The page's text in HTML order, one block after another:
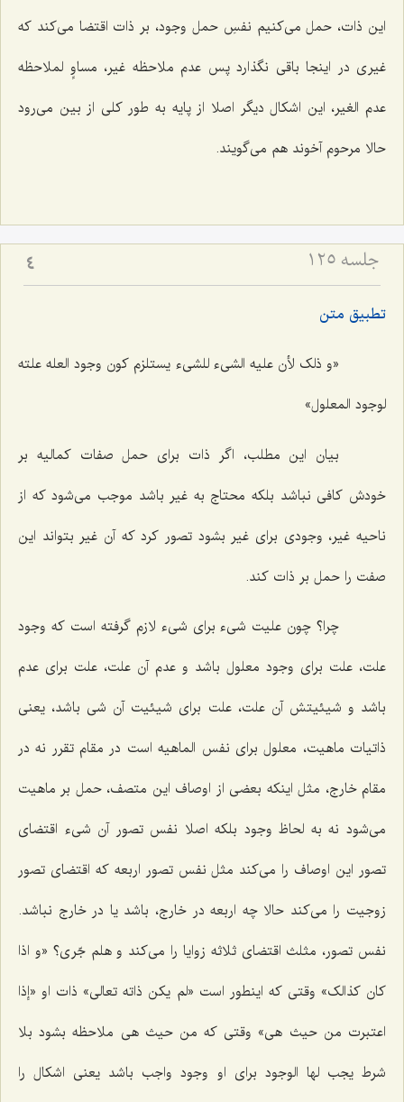
این ذات، حمل مى‌كنیم نفسِ حمل وجود، بر ذات اقتضا مى‌كند كه
غیرى در اینجا باقى نگذارد پس عدم ملاحظه غیر، مساوٍ لملاحظه
عدم الغیر، این اشكال دیگر اصلا از پایه به طور كلى از بین مى‌رود
حالا مرحوم آخوند هم مى‌گویند.
جلسه ۱۲۵ 4
تطبیق متن
«و ذلک لأن علیه الشیء للشیء یستلزم کون وجود العله علته
لوجود المعلول»
بیان این مطلب، اگر ذات براى حمل صفات كمالیه بر
خودش كافى نباشد بلكه محتاج به غیر باشد موجب مى‌شود كه از
ناحیه غیر، وجودى براى غیر بشود تصور كرد كه آن غیر بتواند این
صفت را حمل بر ذات كند.
چرا؟ چون علیت شیء براى شیء لازم گرفته است كه وجود
علت، علت براى وجود معلول باشد و عدم آن علت، علت براى عدم
باشد و شیئیتش آن علت، علت براى شیئیت آن شى باشد، یعنى
ذاتیات ماهیت، معلول براى نفس الماهیه است در مقام تقرر نه در
مقام خارج، مثل اینكه بعضى از اوصاف این متصف، حمل بر ماهیت
مى‌شود نه به لحاظ وجود بلكه اصلا نفس تصور آن شیء اقتضاى
تصور این اوصاف را مى‌كند مثل نفس تصور اربعه كه اقتضاى تصور
زوجیت را مى‌كند حالا چه اربعه در خارج، باشد یا در خارج نباشد.
نفس تصور، مثلث اقتضاى ثلاثه زوایا را مى‌كند و هلم جّرى؟ «و اذا
کان کذالک» وقتى كه اینطور است «لم یکن ذاته تعالى» ذات او «إذا
اعتبرت من حیث هى» وقتى كه من حیث هى ملاحظه بشود بلا
شرط یجب لها الوجود براى او وجود واجب باشد یعنى اشكال را